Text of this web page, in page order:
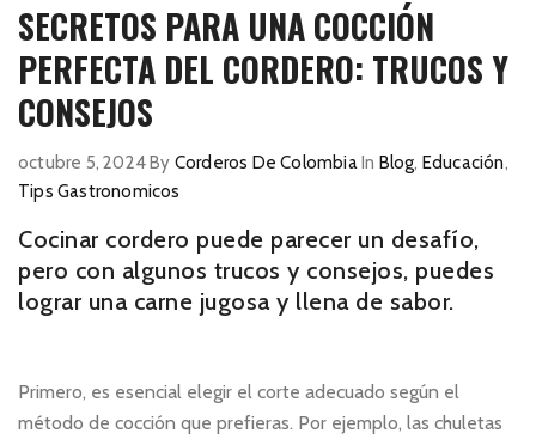
SECRETOS PARA UNA COCCIÓN
PERFECTA DEL CORDERO: TRUCOS Y
CONSEJOS
octubre 5, 2024 By Corderos De Colombia In Blog, Educación,
Tips Gastronomicos
Cocinar cordero puede parecer un desafío,
pero con algunos trucos y consejos, puedes
lograr una carne jugosa y llena de sabor.
Primero, es esencial elegir el corte adecuado según el
método de cocción que prefieras. Por ejemplo, las chuletas